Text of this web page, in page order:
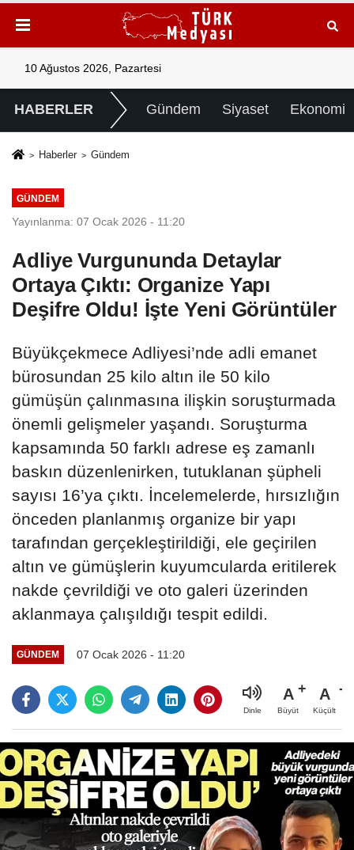
10 Ağustos 2026, Pazartesi
HABERLER Gündem Siyaset Ekonomi
Haberler Gündem
GÜNDEM
Yayınlanma: 07 Ocak 2026 - 11:20
Adliye Vurgununda Detaylar
Ortaya Çıktı: Organize Yapı
Deşifre Oldu! İşte Yeni Görüntüler
Büyükçekmece Adliyesi’nde adli emanet
bürosundan 25 kilo altın ile 50 kilo
gümüşün çalınmasına ilişkin soruşturmada
önemli gelişmeler yaşandı. Soruşturma
kapsamında 50 farklı adrese eş zamanlı
baskın düzenlenirken, tutuklanan şüpheli
sayısı 16’ya çıktı. İncelemelerde, hırsızlığın
önceden planlanmış organize bir yapı
tarafından gerçekleştirildiği, ele geçirilen
altın ve gümüşlerin kuyumcularda eritilerek
nakde çevrildiği ve oto galeri üzerinden
aklanmaya çalışıldığı tespit edildi.
GÜNDEM 07 Ocak 2026 - 11:20
Dinle
A
Büyüt
A
Küçült